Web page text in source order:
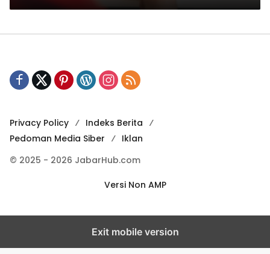
Privacy Policy
Indeks Berita
Pedoman Media Siber
Iklan
© 2025 - 2026 JabarHub.com
Versi Non AMP
Exit mobile version